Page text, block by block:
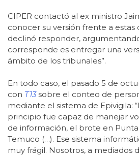
CIPER contactó al ex ministro
conocer su versión frente a estas
declinó responder,
corresponde es entregar una
ámbito de los tribunales”.
En todo caso, el pasado 5 de
con T13sobre el conteo de
mediante el sistema de Epivigila:
principio fue capaz de manejar
de información, el brote en
Temuco (…). Ese sistema
muy frágil. Nosotros, a mediados